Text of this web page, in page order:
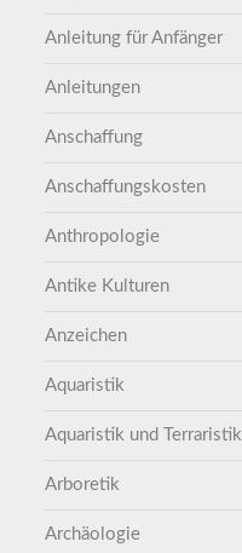
Anleitung für Anfänger
Anleitungen
Anschaffung
Anschaffungskosten
Anthropologie
Antike Kulturen
Anzeichen
Aquaristik
Aquaristik und Terraristik
Arboretik
Archäologie